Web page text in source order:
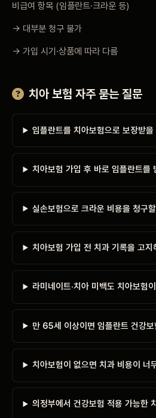
비급여 항목 (임플란트·크라운 등)
→ 대부분 청구 불가
→ 가입 시기·상품에 따라 다름
치아 보험 자주 묻는 질문
임플란트를 치아보험으로 보장받
치아보험 가입 후 바로 임플란트를
실손보험으로 크라운 비용을 청구
치아보험 가입 전 치과 기록을 고지
라미네이트·치아 미백도 치아보험
만 65세 이상이면 임플란트 건강
치아보험이 없으면 치과 비용이 너
의정부에서 건강보험 적용 가능한